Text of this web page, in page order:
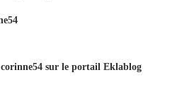
corinne54sur le portail Eklablog